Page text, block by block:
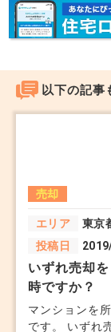
以下の記事
売却
エリア
東京
投稿日
いずれ売却
時ですか？
マンションを
です。 いずれ売却・・・と思っていますが、今はどう